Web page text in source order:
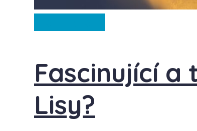
Fascinující a
Lisy?